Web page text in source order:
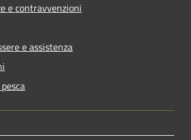
e contravvenzioni
e assistenza